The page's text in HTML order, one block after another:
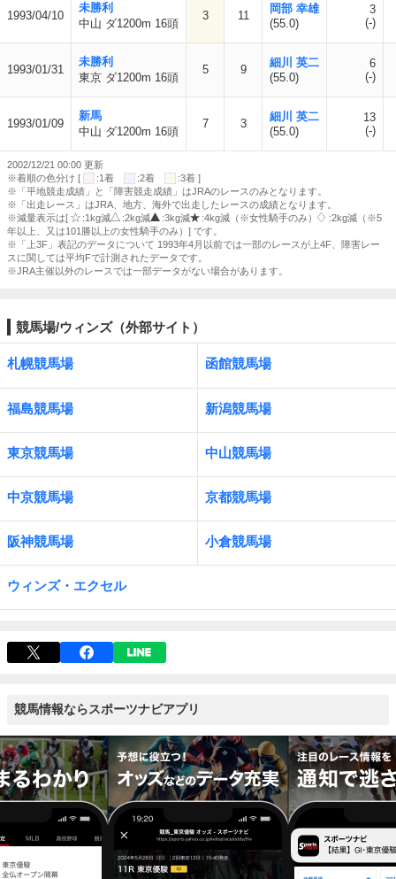
1993/04/10
未勝利
中山 ダ1200m 16頭
3 11
岡部 幸雄
(55.0)
3
(-)
1993/01/31
未勝利
東京 ダ1200m 16頭
5 9
細川 英二
(55.0)
6
(-)
1993/01/09
新馬
中山 ダ1200m 16頭
7 3
細川 英二
(55.0)
13
(-)
2002/12/21 00:00 更新
※着順の色分け [
:1着 :2着
:3着 ]
※「平地競走成績」と「障害競走成績」はJRAのレースのみとなります。
※「出走レース」はJRA、地方、海外で出走したレースの成績となります。
※減量表示は[
:1kg減 :2kg減 :3kg減 :4kg減（※女性騎手のみ）
:2kg減（※5
年以上、又は101勝以上の女性騎手のみ）] です。
※「上3F」表記のデータについて 1993年4月以前では一部のレースが上4F、障害レー
スに関しては平均Fで計測されたデータです。
※JRA主催以外のレースでは一部データがない場合があります。
競馬場/ウィンズ（外部サイト）
札幌競馬場 函館競馬場
福島競馬場 新潟競馬場
東京競馬場 中山競馬場
中京競馬場 京都競馬場
阪神競馬場 小倉競馬場
ウィンズ・エクセル
競馬情報ならスポーツナビアプリ